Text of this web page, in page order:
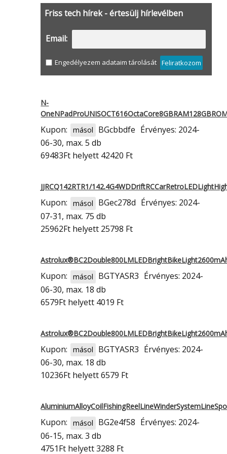
Friss tech hírek - értesülj hírlevélben
Email:
Engedélyezem adataim tárolását Feliratkozom
N-
Kupon: másol BGcbbdfe Érvényes: 2024-
06-30, max. 5 db
69483Ft helyett 42420 Ft
JJRCQ142RTR1/
Kupon: másol BGec278d Érvényes: 2024-
07-31, max. 75 db
25962Ft helyett 25798 Ft
Kupon: másol BGTYASR3 Érvényes: 2024-
06-30, max. 18 db
6579Ft helyett 4019 Ft
Kupon: másol BGTYASR3 Érvényes: 2024-
06-30, max. 18 db
10236Ft helyett 6579 Ft
Kupon: másol BG2e4f58 Érvényes: 2024-
06-15, max. 3 db
4751Ft helyett 3288 Ft